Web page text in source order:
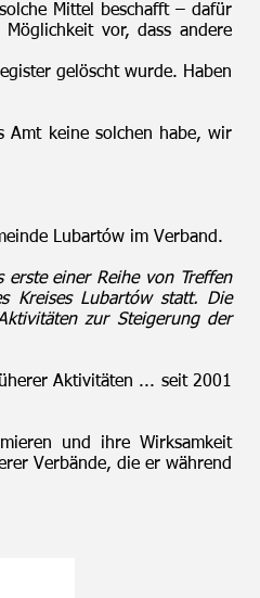
Mittel beschafft – dafür
vor, dass andere
gelöscht wurde. Haben
Amt keine solchen habe, wir
Lubartów im Verband.
einer Reihe von Treffen
Kreises Lubartów statt. Die
zur Steigerung der
Aktivitäten ... seit 2001
und ihre Wirksamkeit
Verbände, die er während